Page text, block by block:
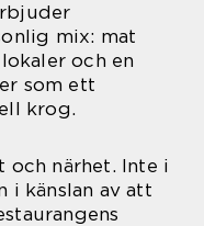
mix: mat
och en
som ett
krog.
och närhet. Inte i
i känslan av att